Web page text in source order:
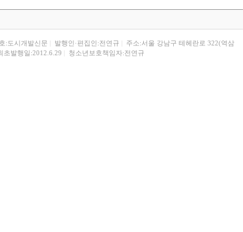
:도시개발신문 발행인·편집인:전연규
주소:서울 강남구 테헤란로 322(역삼
초발행일:2012.6.29
청소년보호책임자:전연규